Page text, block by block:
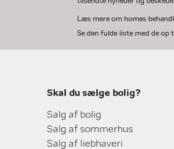
Læs mere om homes
Se den fulde liste med de
Skal du sælge bolig?
Salg af bolig
Salg af sommerhus
Salg af liebhaveri